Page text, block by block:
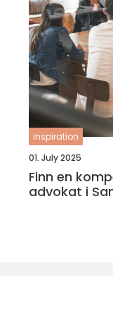
inspiration
01. July 2025
Finn en
advokat i